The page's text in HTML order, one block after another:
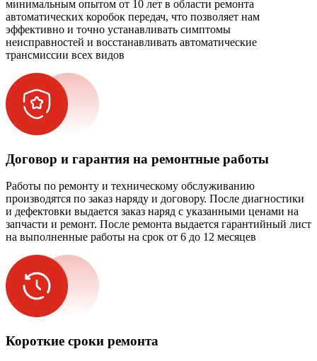
минимальным опытом от 10 лет в области ремонта
автоматических коробок передач, что позволяет нам
эффективно и точно устанавливать симптомы
неисправностей и восстанавливать автоматические
трансмиссии всех видов
Договор и гарантия на ремонтные работы
Работы по ремонту и техническому обслуживанию
производятся по заказ наряду и договору. После диагностики
и дефектовки выдается заказ наряд с указанными ценами на
запчасти и ремонт. После ремонта выдается гарантийный лист
на выполненные работы на срок от 6 до 12 месяцев
Короткие сроки ремонта